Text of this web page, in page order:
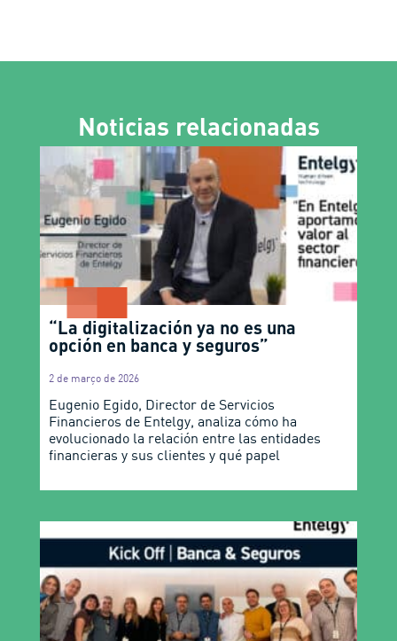
Noticias relacionadas
“La digitalización ya no es una
opción en banca y seguros”
2 de março de 2026
Eugenio Egido, Director de Servicios
Financieros de Entelgy, analiza cómo ha
evolucionado la relación entre las entidades
financieras y sus clientes y qué papel